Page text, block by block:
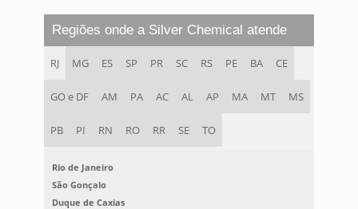
Regiões onde a Silver Chemical atende
RJ MG ES SP PR SC RS PE BA CE
GO e DF AM PA AC AL AP MA MT MS
PB PI RN RO RR SE TO
Rio de Janeiro
São Gonçalo
Duque de Caxias